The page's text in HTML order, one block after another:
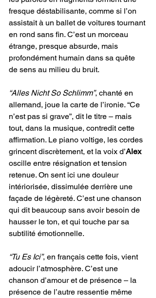
fresque déstabilisante, comme si l’on
assistait à un ballet de voitures tournant
en rond sans fin. C’est un morceau
étrange, presque absurde, mais
profondément humain dans sa quête
de sens au milieu du bruit.
“Alles Nicht So Schlimm”, chanté en
allemand, joue la carte de l’ironie. “Ce
n’est pas si grave”, dit le titre – mais
tout, dans la musique, contredit cette
affirmation. Le piano voltige, les cordes
grincent discrètement, et la voix d’Alex
oscille entre résignation et tension
retenue. On sent ici une douleur
intériorisée, dissimulée derrière une
façade de légèreté. C’est une chanson
qui dit beaucoup sans avoir besoin de
hausser le ton, et qui touche par sa
subtilité émotionnelle.
“Tu Es Ici”, en français cette fois, vient
adoucir l’atmosphère. C’est une
chanson d’amour et de présence – la
présence de l’autre ressentie même